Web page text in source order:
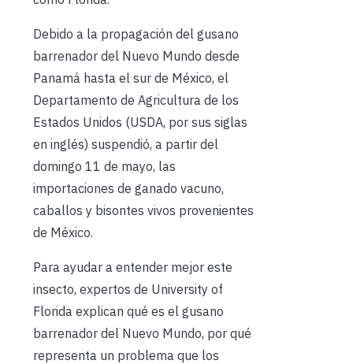
Debido a la propagación del gusano
barrenador del Nuevo Mundo desde
Panamá hasta el sur de México, el
Departamento de Agricultura de los
Estados Unidos (USDA, por sus siglas
en inglés) suspendió, a partir del
domingo 11 de mayo, las
importaciones de ganado vacuno,
caballos y bisontes vivos provenientes
de México.
Para ayudar a entender mejor este
insecto, expertos de University of
Florida explican qué es el gusano
barrenador del Nuevo Mundo, por qué
representa un problema que los